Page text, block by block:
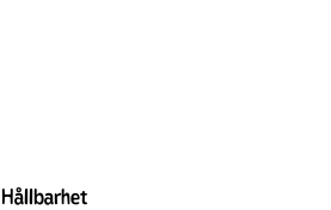
Hållbarhet